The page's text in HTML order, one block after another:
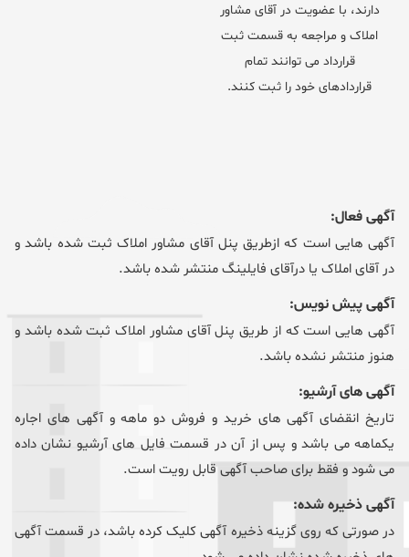
دارند، با عضویت در آقای مشاور
املاک و مراجعه به قسمت ثبت
قرارداد می توانند تمام
قراردادهای خود را ثبت کنند.
آگهی فعال:
آگهی هایی است که ازطریق پنل آقای مشاور املاک ثبت شده باشد و
در آقای املاک یا درآقای فایلینگ منتشر شده باشد.
آگهی پیش نویس:
آگهی هایی است که از طریق پنل آقای مشاور املاک ثبت شده باشد و
هنوز منتشر نشده باشد.
آگهی های آرشیو:
تاریخ انقضای آگهی های خرید و فروش دو ماهه و آگهی های اجاره
یکماهه می باشد و پس از آن در قسمت فایل های آرشیو نشان داده
می شود و فقط برای صاحب آگهی قابل رویت است.
آگهی ذخیره شده:
در صورتی که روی گزینه ذخیره آگهی کلیک کرده باشد، در قسمت آگهی